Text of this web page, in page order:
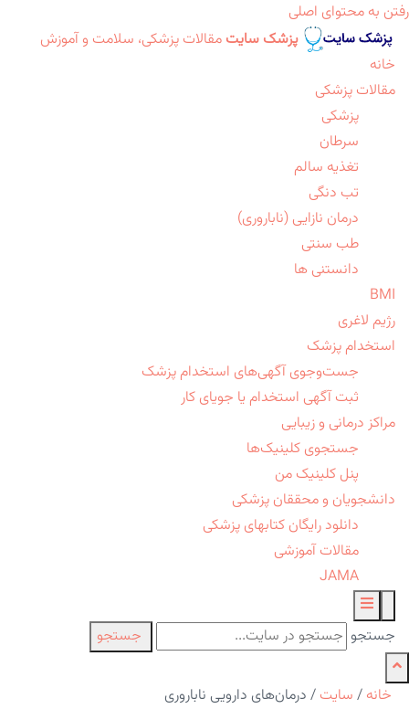
رفتن به محتوای اصلی
پزشک سایت مقالات پزشکی، سلامت و آموزش
خانه
مقالات پزشکی
پزشکی
سرطان
تغذیه سالم
تب دنگی
درمان نازایی (ناباروری)
طب سنتی
دانستنی ها
BMI
رژیم لاغری
استخدام پزشک
جست‌وجوی آگهی‌های استخدام پزشک
ثبت آگهی استخدام یا جویای کار
مراکز درمانی و زیبایی
جستجوی کلینیک‌ها
پنل کلینیک من
دانشجویان و محققان پزشکی
دانلود رایگان کتابهای پزشکی
مقالات آموزشی
JAMA
جستجو جستجو
خانه / سایت / درمان‌های دارویی ناباروری